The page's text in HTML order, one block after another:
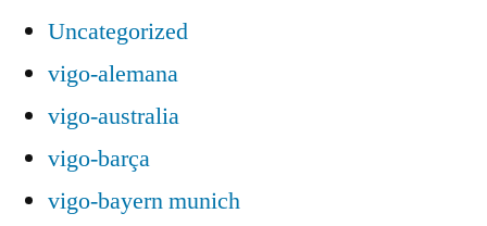
Uncategorized
vigo-alemana
vigo-australia
vigo-barça
vigo-bayern munich